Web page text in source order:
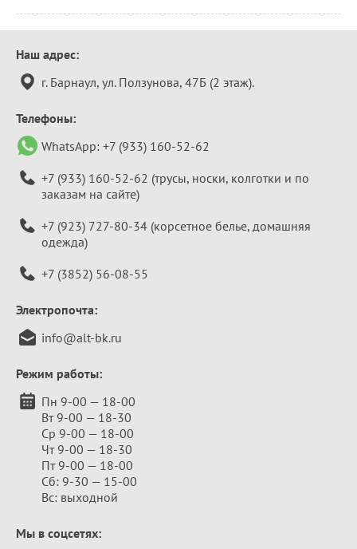
Контактная
информация
Наш адрес:
г. Барнаул, ул. Ползунова, 47Б (2 этаж).
Телефоны:
WhatsApp: +7 (933) 160-52-62
+7 (933) 160-52-62 (трусы, носки, колготки и по
заказам на сайте)
+7 (923) 727-80-34 (корсетное белье, домашняя
одежда)
+7 (3852) 56-08-55
Электропочта:
info@alt-bk.ru
Режим работы:
Пн 9-00 — 18-00
Вт 9-00 — 18-30
Ср 9-00 — 18-00
Чт 9-00 — 18-30
Пт 9-00 — 18-00
Сб: 9-30 — 15-00
Вс: выходной
Мы в соцсетях: